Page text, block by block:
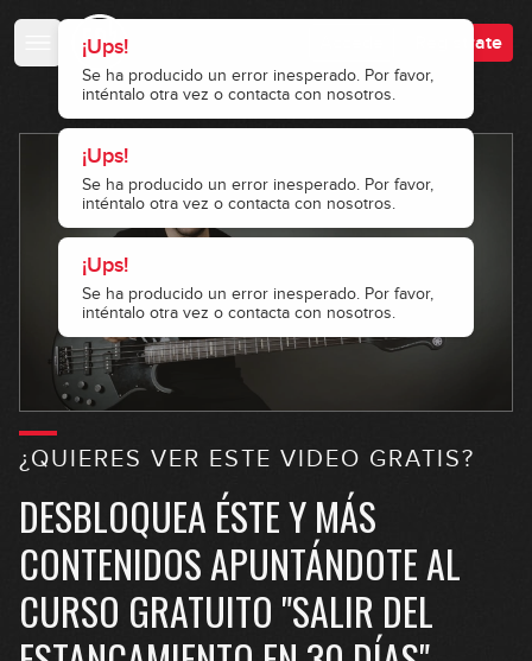
Regístrate
¿QUIERES VER ESTE VIDEO GRATIS?
DESBLOQUEA ÉSTE Y MÁS
CONTENIDOS APUNTÁNDOTE AL
CURSO GRATUITO "SALIR DEL